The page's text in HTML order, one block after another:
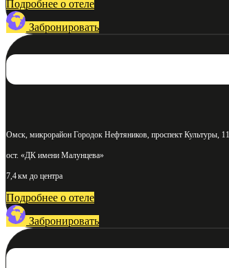
Подробнее о отеле
Забронировать
Омск, микрорайон Городок Нефтяников, проспект Культуры, 11
ост. «ДК имени Малунцева»
7,4 км до центра
Подробнее о отеле
Забронировать